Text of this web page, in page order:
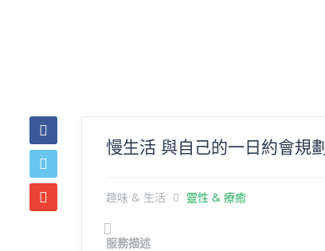
慢生活 與自己的一日約會規劃
趣味 & 生活 靈性 & 療癒
Previous
服務描述